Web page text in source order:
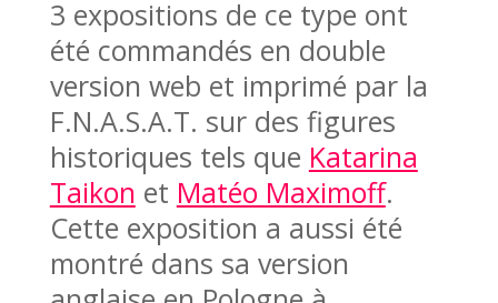
3 expositions de ce type ont
été commandés en double
version web et imprimé par la
F.N.A.S.A.T. sur des figures
historiques tels que Katarina
Taikon et Matéo Maximoff.
Cette exposition a aussi été
montré dans sa version